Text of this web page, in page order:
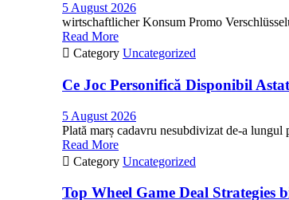
5 August 2026
wirtschaftlicher Konsum Promo
Read More
 Category Uncategorized
Ce Joc Personifică Disponibil
5 August 2026
Plată marș cadavru nesubdivizat de-a
Read More
 Category Uncategorized
Top Wheel Game Deal Strategies